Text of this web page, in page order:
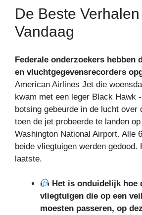
De Beste Verhalen
Vandaag
Federale onderzoekers hebben
en vluchtgegevensrecorders
American Airlines Jet die
kwam met een leger Black Hawk
botsing gebeurde in de lucht over
toen de jet probeerde te landen
Washington National Airport. Alle
beide vliegtuigen werden gedood.
laatste.
Het is onduidelijk hoe
vliegtuigen die op een
moesten passeren, op